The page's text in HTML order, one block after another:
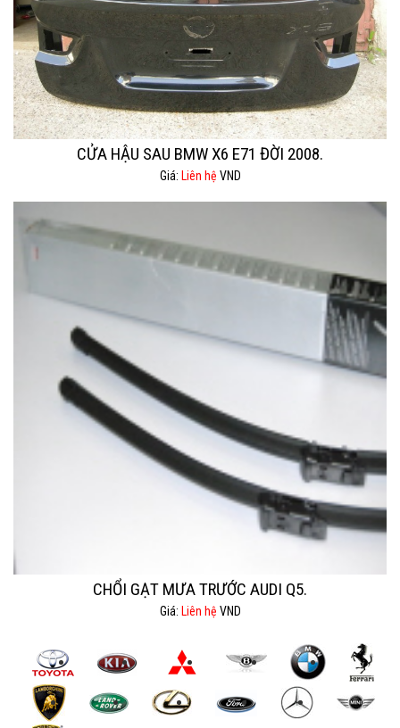
CỬA HẬU SAU BMW X6 E71 ĐỜI 2008.
Giá: Liên hệ VND
CHỔI GẠT MƯA TRƯỚC AUDI Q5.
Giá: Liên hệ VND